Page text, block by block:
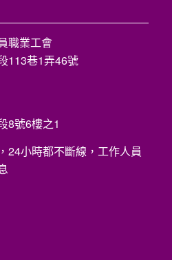
職業工會
113巷1弄46號
8號6樓之1
24小時都不斷線，工作人員